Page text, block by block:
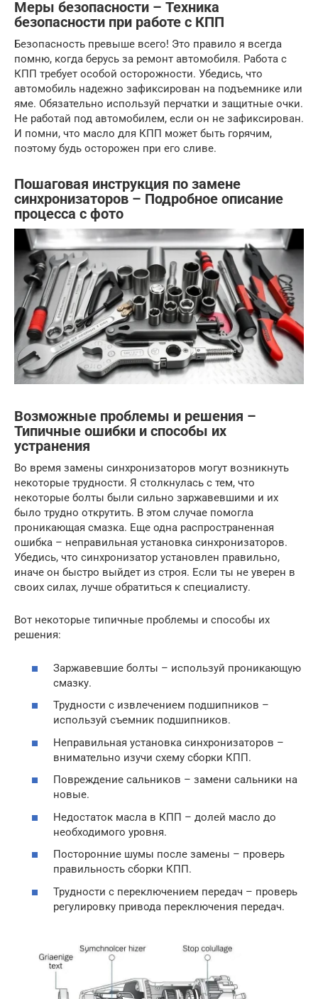
Меры безопасности – Техника
безопасности при работе с КПП
Безопасность превыше всего! Это правило я всегда
помню, когда берусь за ремонт автомобиля. Работа с
КПП требует особой осторожности. Убедись, что
автомобиль надежно зафиксирован на подъемнике или
яме. Обязательно используй перчатки и защитные очки.
Не работай под автомобилем, если он не зафиксирован.
И помни, что масло для КПП может быть горячим,
поэтому будь осторожен при его сливе.
Пошаговая инструкция по замене
синхронизаторов – Подробное описание
процесса с фото
Возможные проблемы и решения –
Типичные ошибки и способы их
устранения
Во время замены синхронизаторов могут возникнуть
некоторые трудности. Я столкнулась с тем, что
некоторые болты были сильно заржавевшими и их
было трудно открутить. В этом случае помогла
проникающая смазка. Еще одна распространенная
ошибка – неправильная установка синхронизаторов.
Убедись, что синхронизатор установлен правильно,
иначе он быстро выйдет из строя. Если ты не уверен в
своих силах, лучше обратиться к специалисту.
Вот некоторые типичные проблемы и способы их
решения:
Заржавевшие болты – используй проникающую
смазку.
Трудности с извлечением подшипников –
используй съемник подшипников.
Неправильная установка синхронизаторов –
внимательно изучи схему сборки КПП.
Повреждение сальников – замени сальники на
новые.
Недостаток масла в КПП – долей масло до
необходимого уровня.
Посторонние шумы после замены – проверь
правильность сборки КПП.
Трудности с переключением передач – проверь
регулировку привода переключения передач.